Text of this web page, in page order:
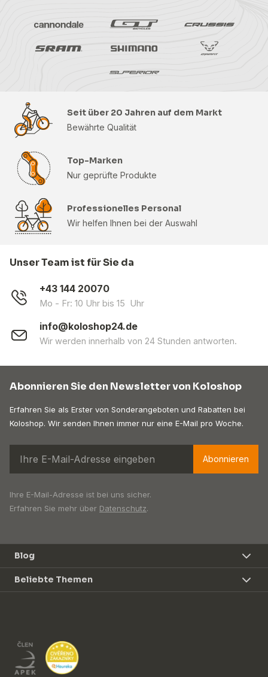
Seit über 20 Jahren auf dem Markt
Bewährte Qualität
Top-Marken
Nur geprüfte Produkte
Professionelles Personal
Wir helfen Ihnen bei der Auswahl
Unser Team ist für Sie da
+43 144 20070
Mo - Fr: 10 Uhr bis 15 Uhr
info@koloshop24.de
Wir werden innerhalb von 24 Stunden antworten.
Abonnieren Sie den Newsletter von Koloshop
Erfahren Sie als Erster von Sonderangeboten und Rabatten bei
Koloshop. Wir senden Ihnen immer nur eine E-Mail pro Woche.
Abonnieren
Ihre E-Mail-Adresse ist bei uns sicher.
Erfahren Sie mehr über Datenschutz.
Blog
Beliebte Themen